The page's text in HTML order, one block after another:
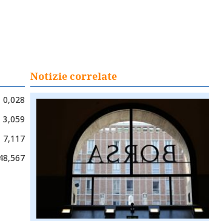
0,028
3,059
7,117
Notizie correlate